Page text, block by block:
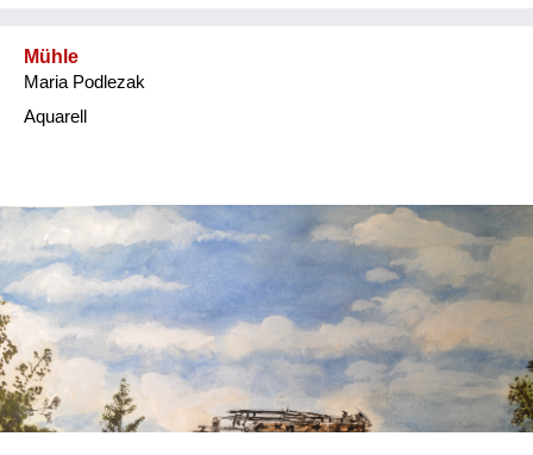
Gesellschaft
Kabarett
Kunst
Literatur
Musik
Mühle
Maria Podlezak
Aquarell